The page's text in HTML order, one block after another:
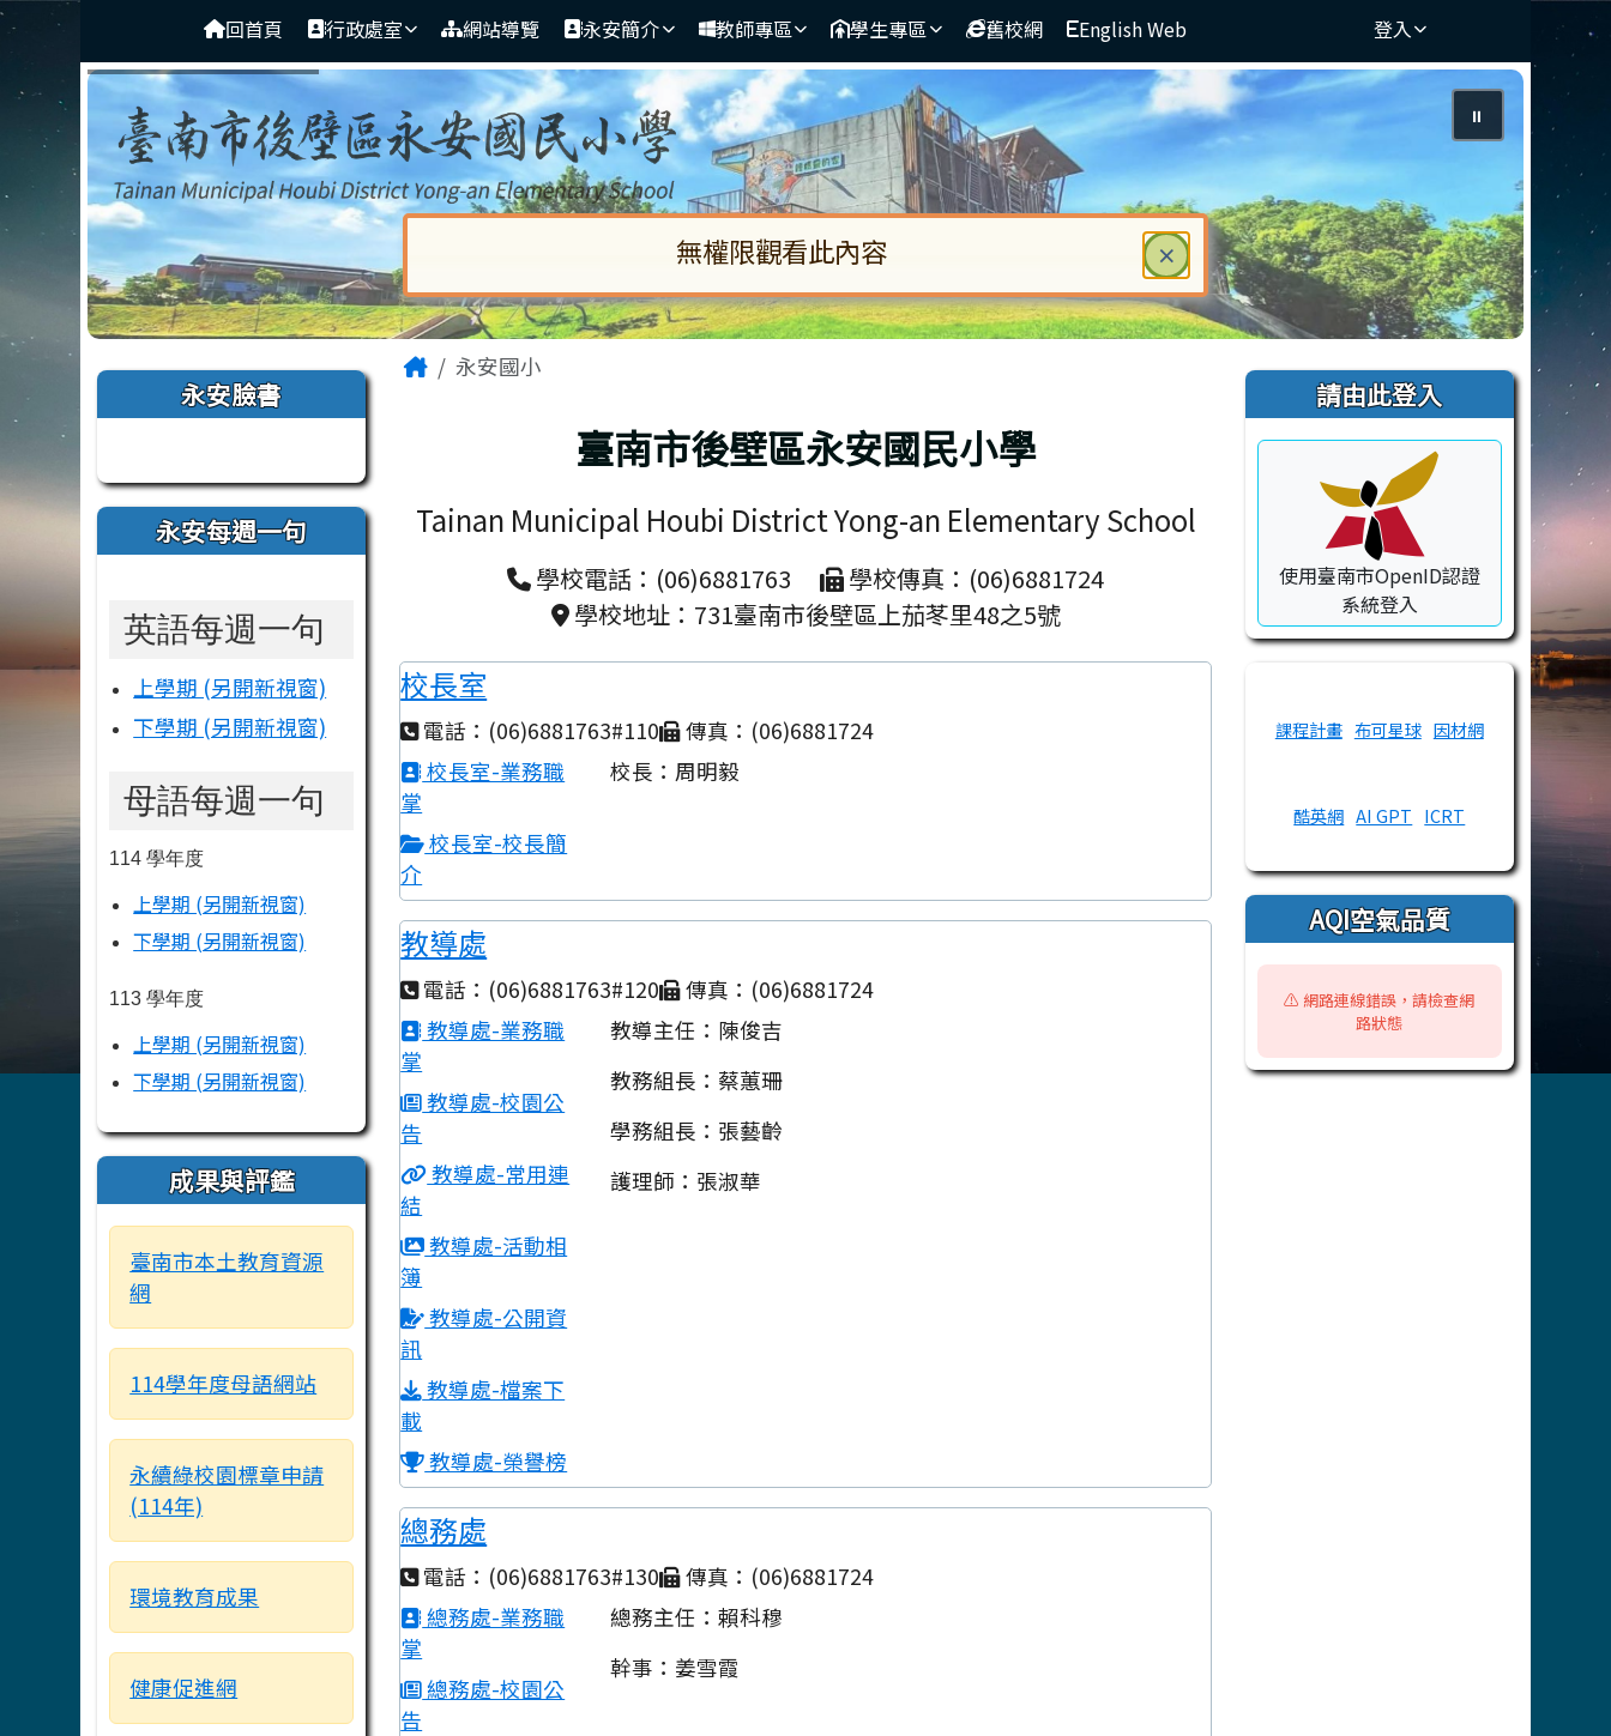
跳至主內容區
臺南市後壁區永安國小
導覽列 回首頁 行政處室 網站導覽 永安簡介 教師專區 學生專區 舊校網 English Web 登入
⏸
左邊區域內容
永安臉書
永安每週一句
英語每週一句
上學期 (另開新視窗)
下學期 (另開新視窗)
母語每週一句
114 學年度
上學期 (另開新視窗)
下學期 (另開新視窗)
113 學年度
上學期 (另開新視窗)
下學期 (另開新視窗)
成果與評鑑
臺南市本土教育資源
網
114學年度母語網站
永續綠校園標章申請
(114年)
環境教育成果
健康促進網
主內容區域
Home永安國小
臺南市後壁區永安國民小學
Tainan Municipal Houbi District Yong-an Elementary School
學校電話：(06)6881763
學校傳真：(06)6881724
學校地址：731臺南市後壁區上茄苳里48之5號
校長室
電話：(06)6881763#110
傳真：(06)6881724
校長室-業務職
掌
校長室-校長簡
介
校長：周明毅
教導處
電話：(06)6881763#120
傳真：(06)6881724
教導處-業務職
掌
教導處-校園公
告
教導處-常用連
結
教導處-活動相
簿
教導處-公開資
訊
教導處-檔案下
載
教導處-榮譽榜
教導主任：陳俊吉
教務組長：蔡蕙珊
學務組長：張藝齡
護理師：張淑華
總務處
電話：(06)6881763#130
傳真：(06)6881724
總務處-業務職
掌
總務處-校園公
告
總務主任：賴科穆
幹事：姜雪霞
右邊區域內容
請由此登入
使用臺南市OpenID認證
系統登入
課程計畫 布可星球 因材網
酷英網 AI GPT ICRT
AQI空氣品質
⚠️ 網路連線錯誤，請檢查網
路狀態
頁尾區域
× 關閉
無權限觀看此內容
對話框已開啟。請使用 Tab 鍵在選項間移動焦點。按下 Enter 鍵或空白鍵確認，按下 Escape 鍵關閉